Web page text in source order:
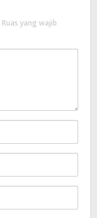
Ruas yang wajib